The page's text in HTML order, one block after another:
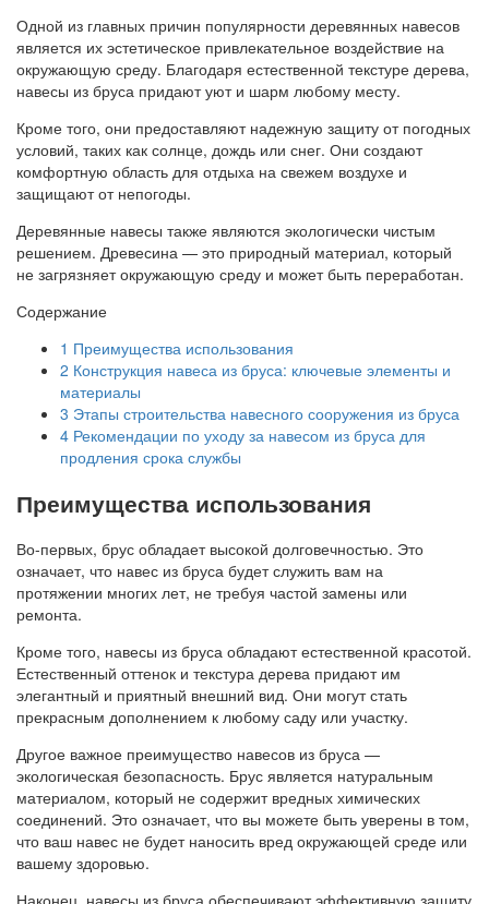
Одной из главных причин популярности деревянных навесов
является их эстетическое привлекательное воздействие на
окружающую среду. Благодаря естественной текстуре дерева,
навесы из бруса придают уют и шарм любому месту.
Кроме того, они предоставляют надежную защиту от погодных
условий, таких как солнце, дождь или снег. Они создают
комфортную область для отдыха на свежем воздухе и
защищают от непогоды.
Деревянные навесы также являются экологически чистым
решением. Древесина — это природный материал, который
не загрязняет окружающую среду и может быть переработан.
Содержание
1 Преимущества использования
2 Конструкция навеса из бруса: ключевые элементы и
материалы
3 Этапы строительства навесного сооружения из бруса
4 Рекомендации по уходу за навесом из бруса для
продления срока службы
Преимущества использования
Во-первых, брус обладает высокой долговечностью. Это
означает, что навес из бруса будет служить вам на
протяжении многих лет, не требуя частой замены или
ремонта.
Кроме того, навесы из бруса обладают естественной красотой.
Естественный оттенок и текстура дерева придают им
элегантный и приятный внешний вид. Они могут стать
прекрасным дополнением к любому саду или участку.
Другое важное преимущество навесов из бруса —
экологическая безопасность. Брус является натуральным
материалом, который не содержит вредных химических
соединений. Это означает, что вы можете быть уверены в том,
что ваш навес не будет наносить вред окружающей среде или
вашему здоровью.